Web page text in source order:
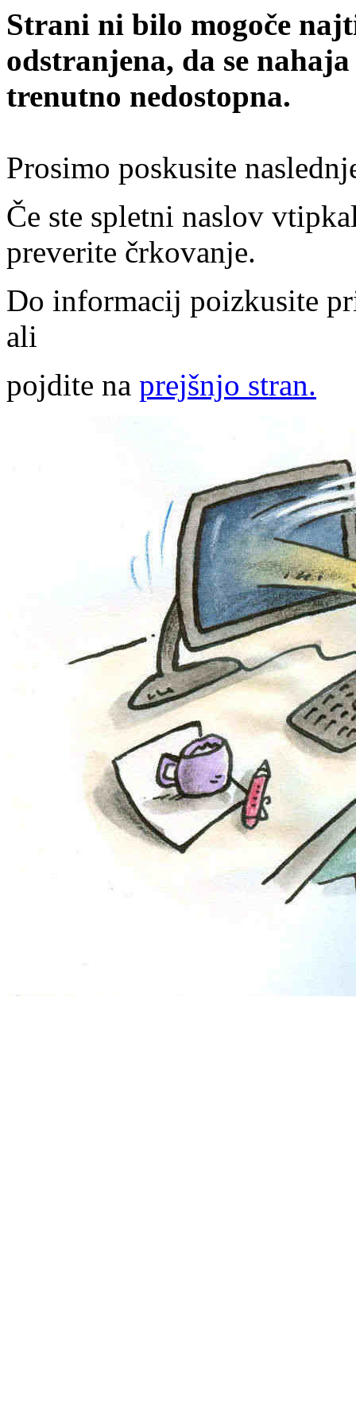
Strani ni bilo mogoče
odstranjena, da se
trenutno nedostopna.
Prosimo poskusite
Če ste spletni naslov
preverite črkovanje.
Do informacij poizkusite
ali
pojdite na prejšnjo stran.